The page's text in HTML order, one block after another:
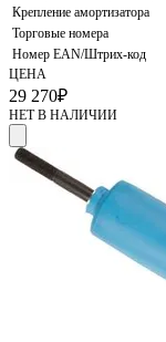
Крепление амортизатора
Торговые номера
Номер EAN/Штрих-код
ЦЕНА
29 270₽
НЕТ В НАЛИЧИИ